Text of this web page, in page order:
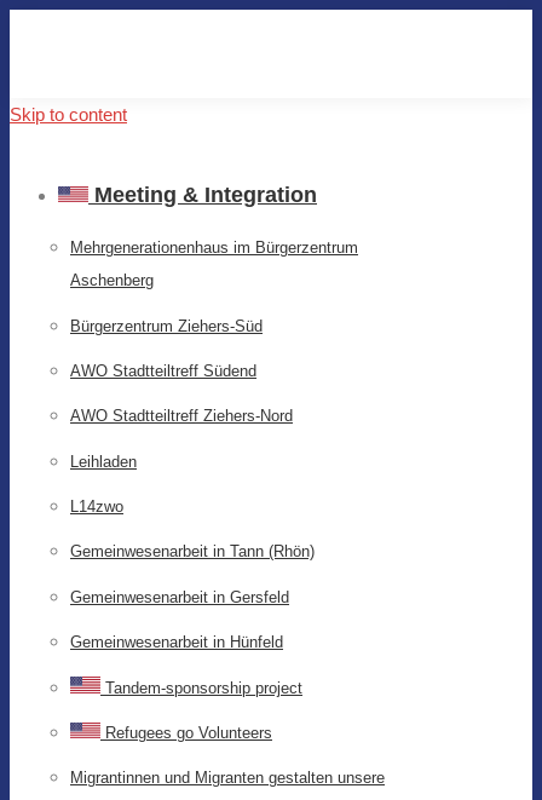
Skip to content
Meeting & Integration
Mehrgenerationenhaus im Bürgerzentrum
Aschenberg
Bürgerzentrum Ziehers-Süd
AWO Stadtteiltreff Südend
AWO Stadtteiltreff Ziehers-Nord
Leihladen
L14zwo
Gemeinwesenarbeit in Tann (Rhön)
Gemeinwesenarbeit in Gersfeld
Gemeinwesenarbeit in Hünfeld
Tandem-sponsorship project
Refugees go Volunteers
Migrantinnen und Migranten gestalten unsere